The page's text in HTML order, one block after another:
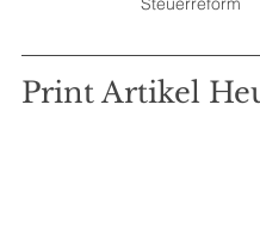
Print Artikel